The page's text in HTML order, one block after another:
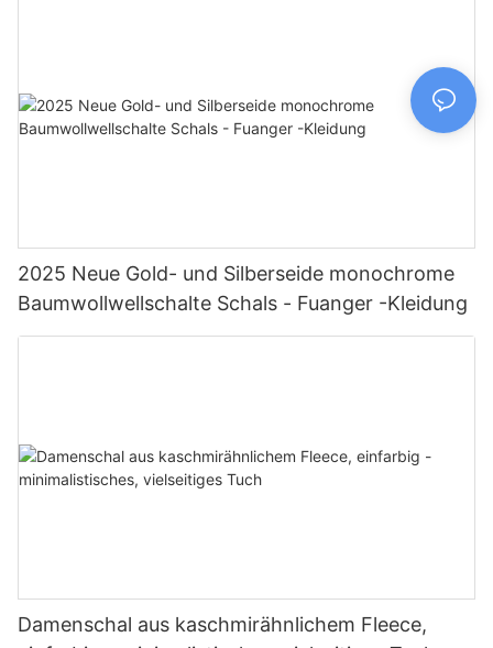
2025 Neue Gold- und Silberseide monochrome
Baumwollwellschalte Schals - Fuanger -Kleidung
Damenschal aus kaschmirähnlichem Fleece,